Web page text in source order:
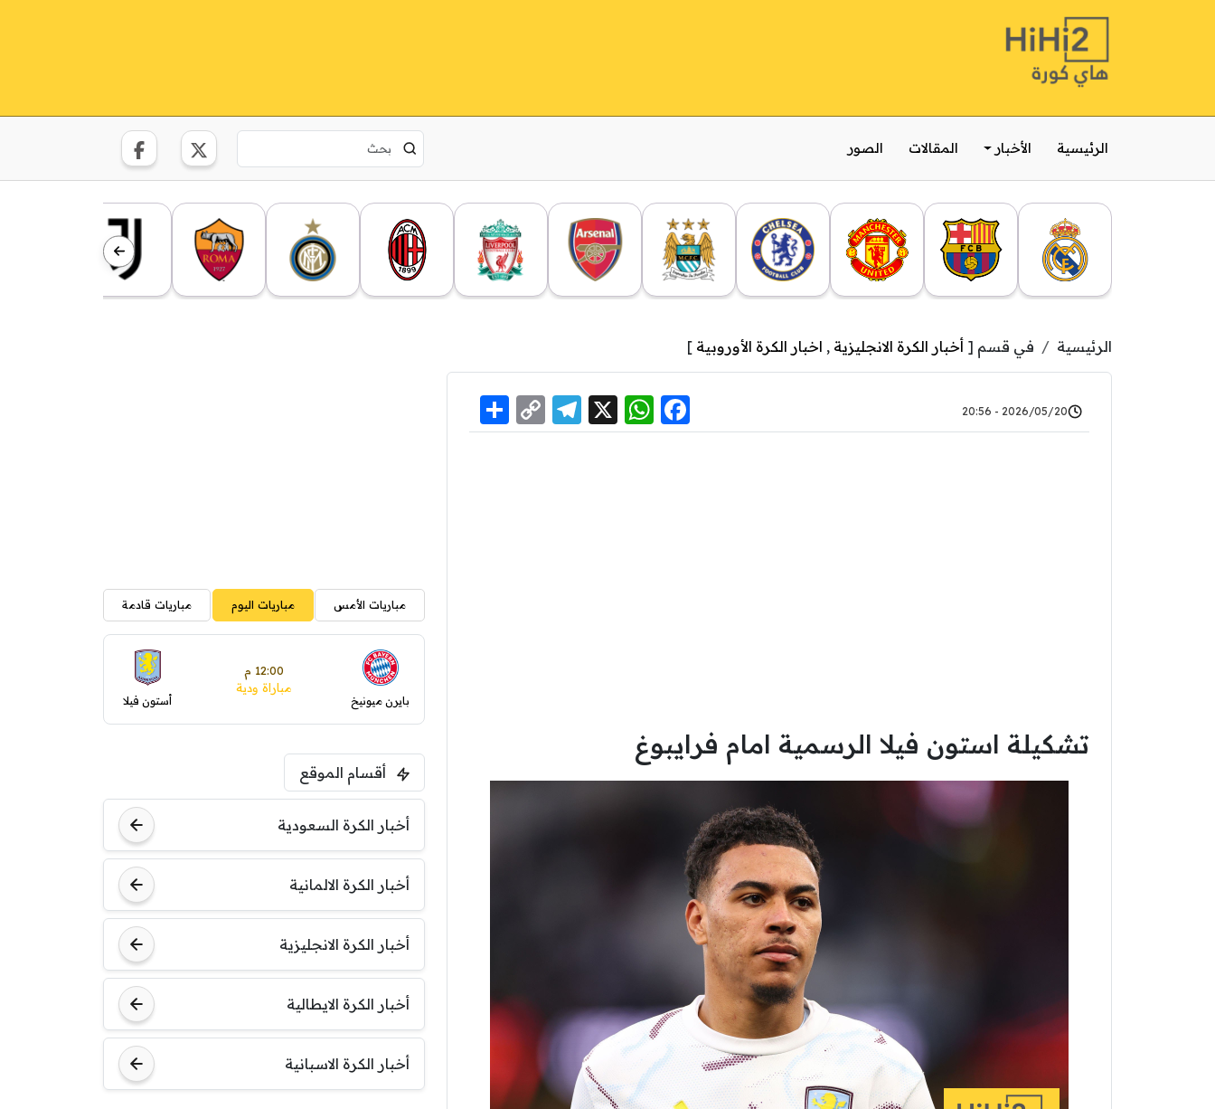
الرئيسية الأخبار المقالات الصور
الرئيسية في قسم [ أخبار الكرة الانجليزية , اخبار الكرة الأوروبية ]
2026/05/20 - 20:56
Facebook
WhatsApp
X
Telegram
Copy
Link
تشكيلة استون فيلا الرسمية امام فرايبوغ
مباريات الأمس مباريات اليوم مباريات قادمة
بايرن ميونيخ
12:00 م
مباراة ودية
أستون فيلا
أقسام الموقع
أخبار الكرة السعودية
أخبار الكرة الالمانية
أخبار الكرة الانجليزية
أخبار الكرة الايطالية
أخبار الكرة الاسبانية